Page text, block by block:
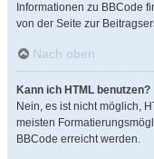
Informationen zu BBCode
von der Seite zur
Nach oben
Kann ich HTML benutzen?
Nein, es ist nicht möglich,
meisten
BBCode erreicht werden.